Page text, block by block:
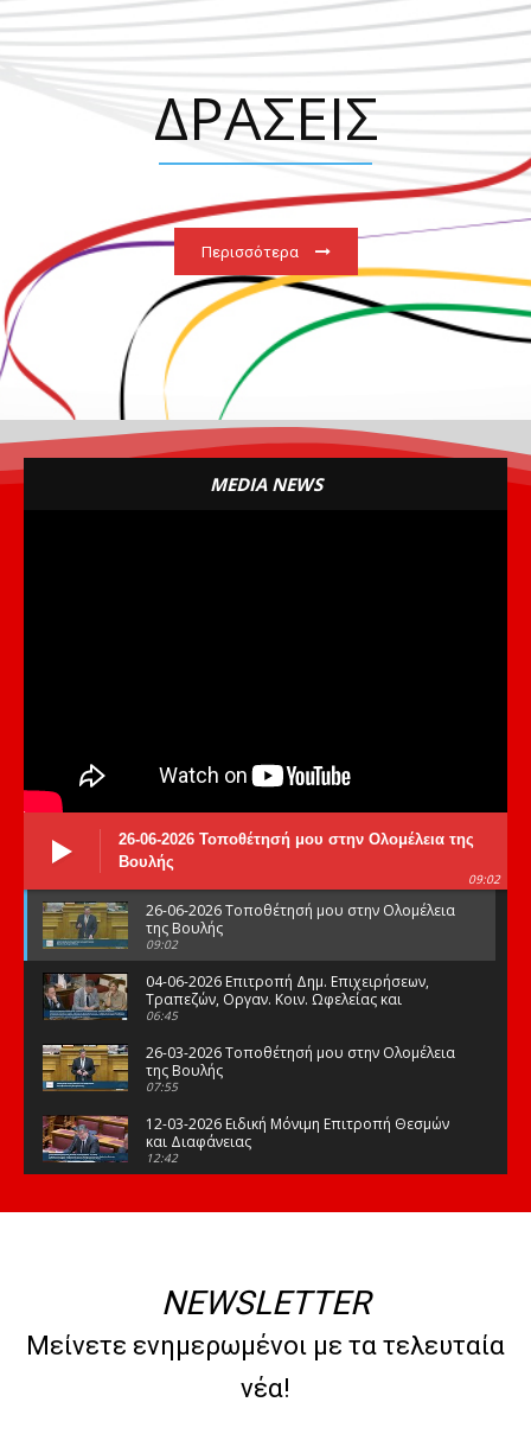
ΔΡΑΣΕΙΣ
Περισσότερα
MEDIA NEWS
26-06-2026 Τοποθέτησή μου στην Ολομέλεια της
Βουλής
09:02
26-06-2026 Τοποθέτησή μου στην Ολομέλεια
της Βουλής
09:02
04-06-2026 Επιτροπή Δημ. Επιχειρήσεων,
Τραπεζών, Οργαν. Κοιν. Ωφελείας και
Φορέων Κοινων. Ασφάλισης
06:45
26-03-2026 Τοποθέτησή μου στην Ολομέλεια
της Βουλής
07:55
12-03-2026 Ειδική Μόνιμη Επιτροπή Θεσμών
και Διαφάνειας
12:42
της Βουλής
08:47
10-02-2026 Διαρκής Επιτροπή Μορφωτικών
Υποθέσεων
NEWSLETTER
Μείνετε ενημερωμένοι με τα τελευταία
νέα!